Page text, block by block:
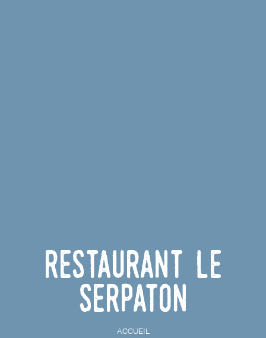
Restaurant Le
Serpaton
ACCUEIL